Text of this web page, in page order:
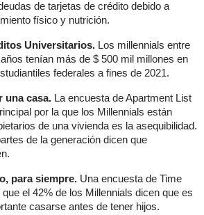
de tarjetas de crédito debido a
físico y nutrición.
Universitarios. Los millennials entre
tenían más de $ 500 mil millones en
federales a fines de 2021.
una casa. La encuesta de Apartment List
por la que los Millennials están
de una vivienda es la asequibilidad.
de la generación dicen que
para siempre. Una encuesta de Time
el 42% de los Millennials dicen que es
casarse antes de tener hijos.